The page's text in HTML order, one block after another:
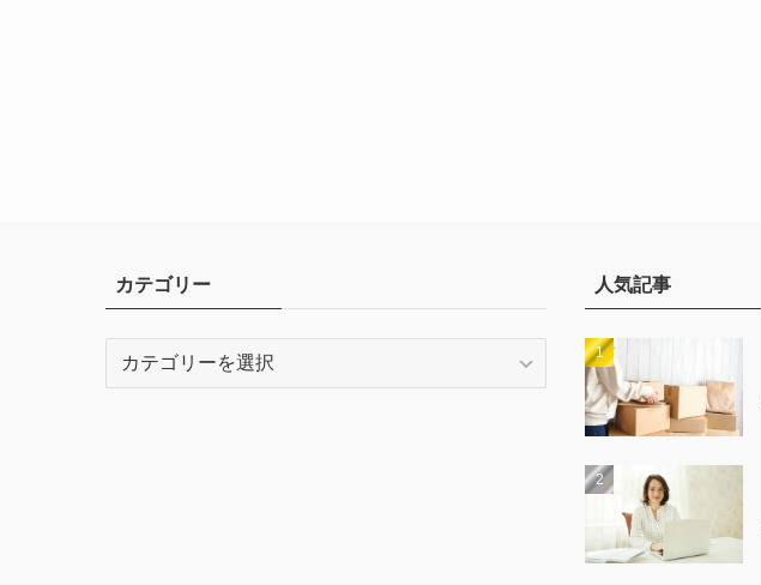
カテゴリー 人気記事